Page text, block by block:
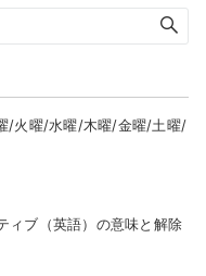
/火曜/水曜/木曜/金曜/土曜/
ィブ（英語）の意味と解除